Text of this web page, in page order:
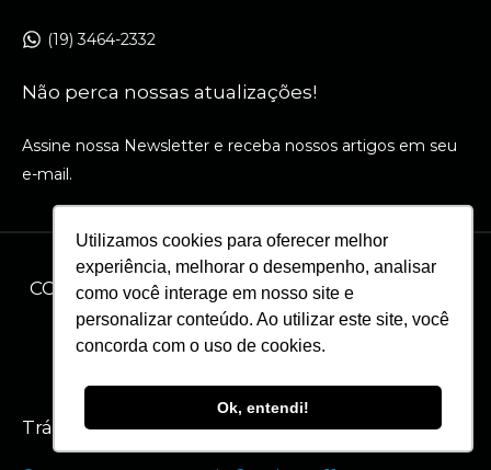
Utilizamos cookies para oferecer melhor
experiência, melhorar o desempenho, analisar
como você interage em nosso site e
personalizar conteúdo. Ao utilizar este site, você
concorda com o uso de cookies.
Ok, entendi!
(19) 3464-2332
Não perca nossas atualizações!
Assine nossa Newsletter e receba nossos artigos em seu
e-mail.
CONFIRA OS ASSUNTOS MAIS ACESSADOS EM
NOSSO BLOG
Tráfego Orgânico e SEO